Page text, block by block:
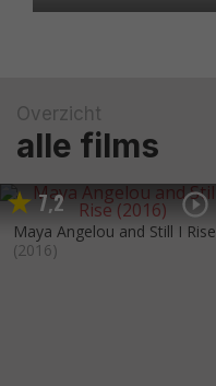
Overzicht
alle films
7,2
Maya Angelou and Still I Rise
(2016)